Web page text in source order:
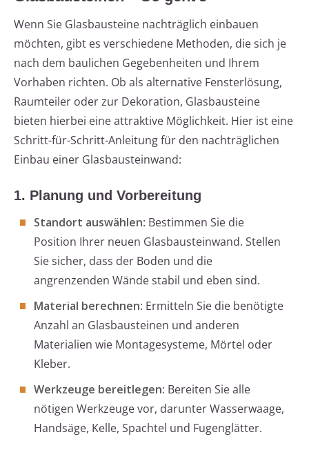
Wenn Sie Glasbausteine nachträglich einbauen
möchten, gibt es verschiedene Methoden, die sich je
nach dem baulichen Gegebenheiten und Ihrem
Vorhaben richten. Ob als alternative Fensterlösung,
Raumteiler oder zur Dekoration, Glasbausteine
bieten hierbei eine attraktive Möglichkeit. Hier ist eine
Schritt-für-Schritt-Anleitung für den nachträglichen
Einbau einer Glasbausteinwand:
1. Planung und Vorbereitung
Standort auswählen: Bestimmen Sie die
Position Ihrer neuen Glasbausteinwand. Stellen
Sie sicher, dass der Boden und die
angrenzenden Wände stabil und eben sind.
Material berechnen: Ermitteln Sie die benötigte
Anzahl an Glasbausteinen und anderen
Materialien wie Montagesysteme, Mörtel oder
Kleber.
Werkzeuge bereitlegen: Bereiten Sie alle
nötigen Werkzeuge vor, darunter Wasserwaage,
Handsäge, Kelle, Spachtel und Fugenglätter.